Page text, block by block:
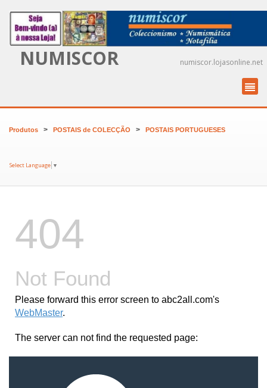
NUMISCOR numiscor.lojasonline.net
Produtos > POSTAIS de COLECÇÃO > POSTAIS PORTUGUESES
Select Language ▼